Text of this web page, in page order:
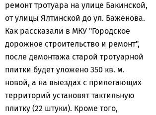
ремонт тротуара на улице Бакинской,
от улицы Ялтинской до ул. Баженова.
Как рассказали в МКУ "Городское
дорожное строительство и ремонт",
после демонтажа старой тротуарной
плитки будет уложено 350 кв. м.
новой, а на выездах с прилегающих
территорий установят тактильную
плитку (22 штуки). Кроме того,